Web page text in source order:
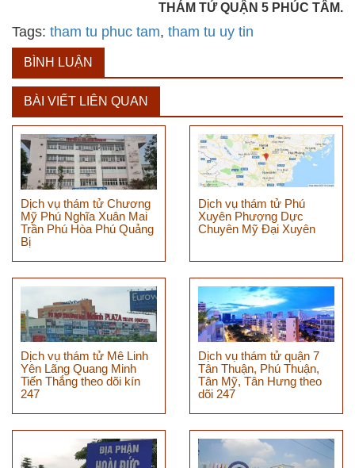
THÁM TỬ QUẬN 5 PHÚC TÂM.
Tags: tham tu phuc tam, tham tu uy tin
BÌNH LUẬN
BÀI VIẾT LIÊN QUAN
Dịch vụ thám tử Chương
Mỹ Phú Nghĩa Xuân Mai
Trần Phú Hòa Phú Quảng
Bị
Dịch vụ thám tử Phú
Xuyên Phượng Dực
Chuyên Mỹ Đại Xuyên
Dịch vụ thám tử Mê Linh
Yên Lãng Quang Minh
Tiến Thắng theo dõi kín
247
Dịch vụ thám tử quận 7
Tân Thuận, Phú Thuận,
Tân Mỹ, Tân Hưng theo
dõi 247